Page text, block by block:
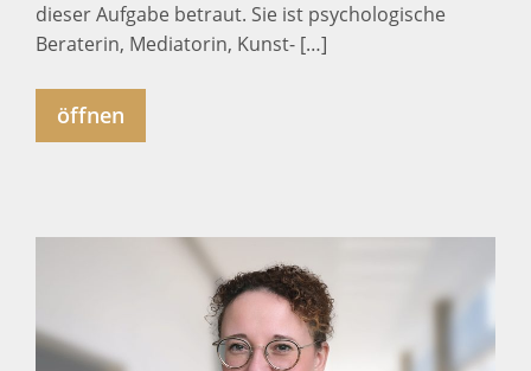
dieser Aufgabe betraut. Sie ist psychologische
Beraterin, Mediatorin, Kunst- […]
öffnen